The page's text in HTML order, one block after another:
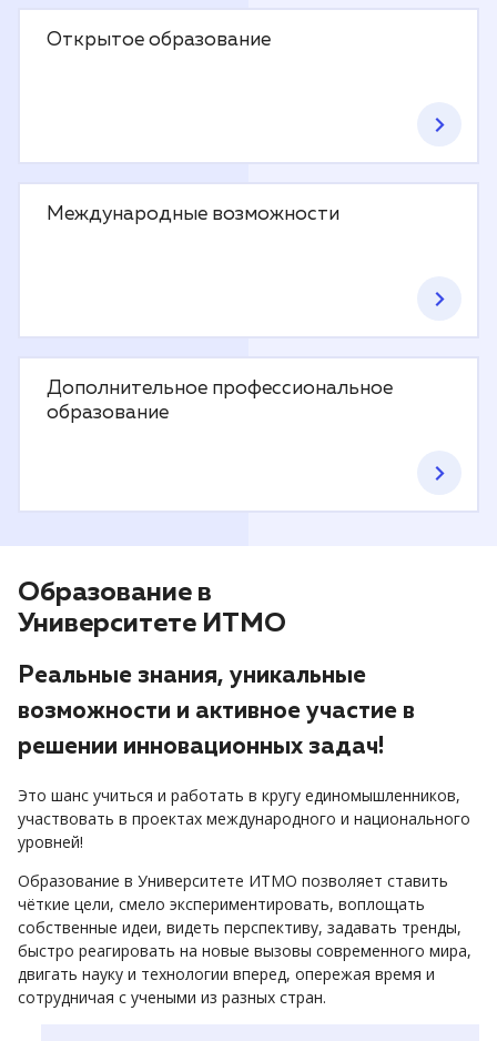
Открытое образование
Международные возможности
Дополнительное профессиональное
образование
Образование в
Университете ИТМО
Реальные знания, уникальные
возможности и активное участие в
решении инновационных задач!
Это шанс учиться и работать в кругу единомышленников,
участвовать в проектах международного и национального
уровней!
Образование в Университете ИТМО позволяет ставить
чёткие цели, смело экспериментировать, воплощать
собственные идеи, видеть перспективу, задавать тренды,
быстро реагировать на новые вызовы современного мира,
двигать науку и технологии вперед, опережая время и
сотрудничая с учеными из разных стран.